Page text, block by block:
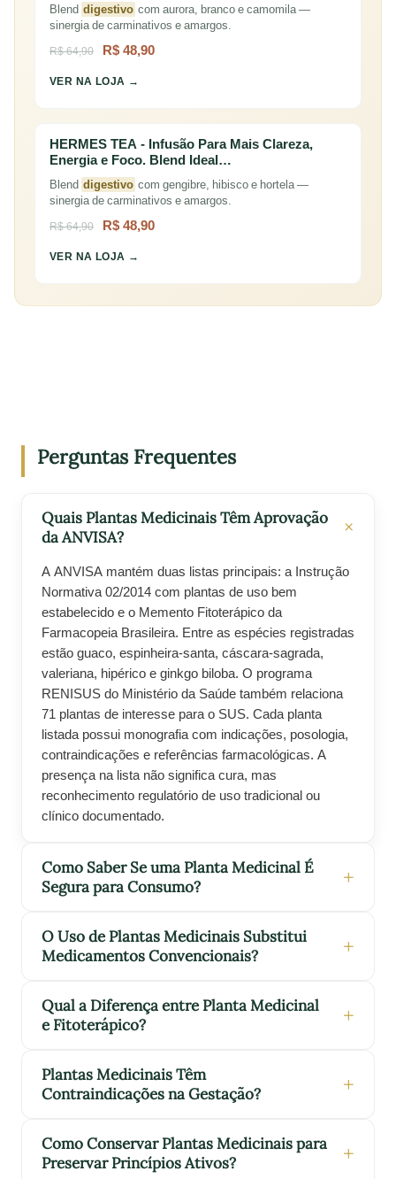
Blend digestivo com aurora, branco e camomila —
sinergia de carminativos e amargos.
R$ 64,90
R$ 48,90
VER NA LOJA →
HERMES TEA - Infusão Para Mais Clareza,
Energia e Foco. Blend Ideal…
Blend digestivo com gengibre, hibisco e hortela —
sinergia de carminativos e amargos.
R$ 64,90
R$ 48,90
VER NA LOJA →
Perguntas Frequentes
Quais Plantas Medicinais Têm Aprovação
da ANVISA?
A ANVISA mantém duas listas principais: a Instrução
Normativa 02/2014 com plantas de uso bem
estabelecido e o Memento Fitoterápico da
Farmacopeia Brasileira. Entre as espécies registradas
estão guaco, espinheira-santa, cáscara-sagrada,
valeriana, hipérico e ginkgo biloba. O programa
RENISUS do Ministério da Saúde também relaciona
71 plantas de interesse para o SUS. Cada planta
listada possui monografia com indicações, posologia,
contraindicações e referências farmacológicas. A
presença na lista não significa cura, mas
reconhecimento regulatório de uso tradicional ou
clínico documentado.
Como Saber Se uma Planta Medicinal É
Segura para Consumo?
O Uso de Plantas Medicinais Substitui
Medicamentos Convencionais?
Qual a Diferença entre Planta Medicinal
e Fitoterápico?
Plantas Medicinais Têm
Contraindicações na Gestação?
Como Conservar Plantas Medicinais para
Preservar Princípios Ativos?